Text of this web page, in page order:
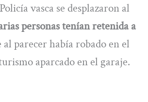
vasca se desplazaron al
personas tenían retenida a
al parecer había robado en el
aparcado en el garaje.